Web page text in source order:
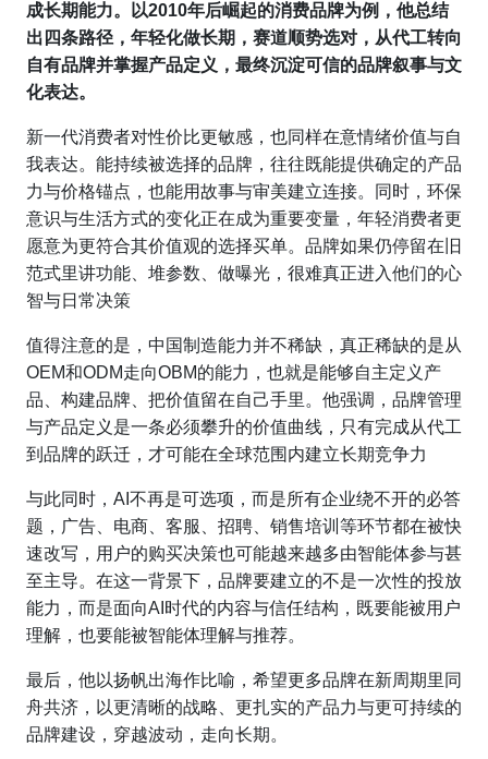
成长期能力。以2010年后崛起的消费品牌为例，他总结
出四条路径，年轻化做长期，赛道顺势选对，从代工转向
自有品牌并掌握产品定义，最终沉淀可信的品牌叙事与文
化表达。
新一代消费者对性价比更敏感，也同样在意情绪价值与自
我表达。能持续被选择的品牌，往往既能提供确定的产品
力与价格锚点，也能用故事与审美建立连接。同时，环保
意识与生活方式的变化正在成为重要变量，年轻消费者更
愿意为更符合其价值观的选择买单。品牌如果仍停留在旧
范式里讲功能、堆参数、做曝光，很难真正进入他们的心
智与日常决策
值得注意的是，中国制造能力并不稀缺，真正稀缺的是从
OEM和ODM走向OBM的能力，也就是能够自主定义产
品、构建品牌、把价值留在自己手里。他强调，品牌管理
与产品定义是一条必须攀升的价值曲线，只有完成从代工
到品牌的跃迁，才可能在全球范围内建立长期竞争力
与此同时，AI不再是可选项，而是所有企业绕不开的必答
题，广告、电商、客服、招聘、销售培训等环节都在被快
速改写，用户的购买决策也可能越来越多由智能体参与甚
至主导。在这一背景下，品牌要建立的不是一次性的投放
能力，而是面向AI时代的内容与信任结构，既要能被用户
理解，也要能被智能体理解与推荐。
最后，他以扬帆出海作比喻，希望更多品牌在新周期里同
舟共济，以更清晰的战略、更扎实的产品力与更可持续的
品牌建设，穿越波动，走向长期。